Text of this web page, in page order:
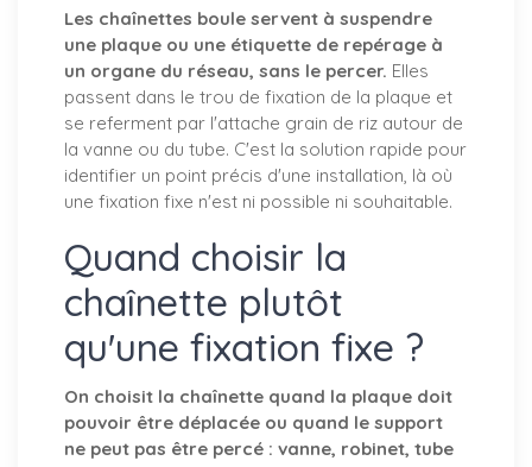
Les chaînettes boule servent à suspendre
une plaque ou une étiquette de repérage à
un organe du réseau, sans le percer. Elles
passent dans le trou de fixation de la plaque et
se referment par l'attache grain de riz autour de
la vanne ou du tube. C'est la solution rapide pour
identifier un point précis d'une installation, là où
une fixation fixe n'est ni possible ni souhaitable.
Quand choisir la
chaînette plutôt
qu'une fixation fixe ?
On choisit la chaînette quand la plaque doit
pouvoir être déplacée ou quand le support
ne peut pas être percé : vanne, robinet, tube